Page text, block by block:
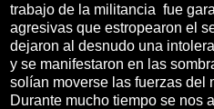
trabajo de la militancia fue
agresivas que estropearon el
dejaron al desnudo una
y se manifestaron en las
solían moverse las fuerzas del
Durante mucho tiempo se nos